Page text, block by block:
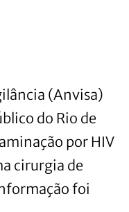
(Anvisa)
do Rio de
por HIV
cirurgia de
foi